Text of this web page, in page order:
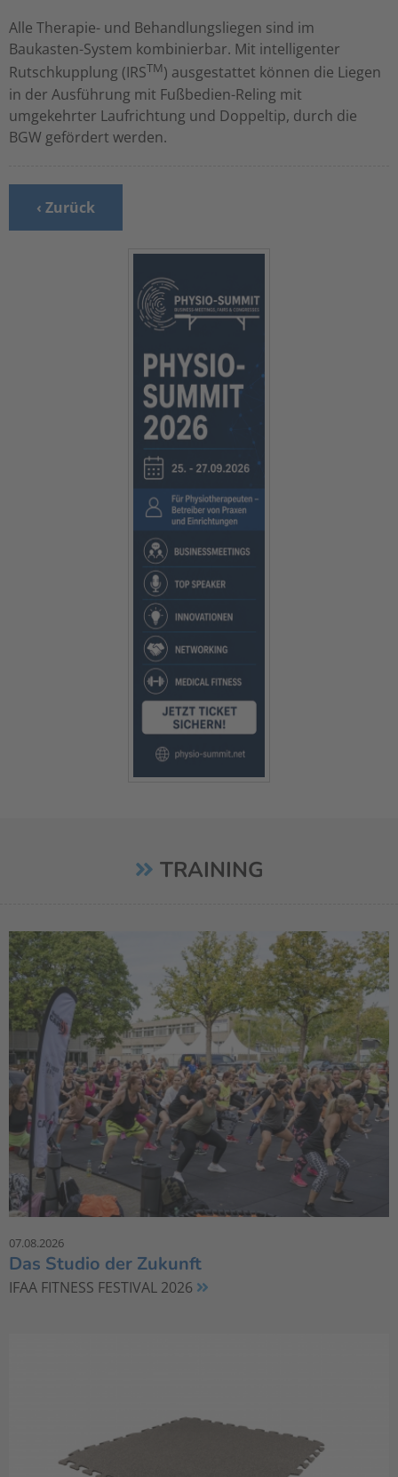
Alle Therapie- und Behandlungsliegen sind im
Baukasten-System kombinierbar. Mit intelligenter
Rutschkupplung (IRSTM) ausgestattet können die Liegen
in der Ausführung mit Fußbedien-Reling mit
umgekehrter Laufrichtung und Doppeltip, durch die
BGW gefördert werden.
‹ Zurück
TRAINING
07.08.2026
Das Studio der Zukunft
IFAA FITNESS FESTIVAL 2026